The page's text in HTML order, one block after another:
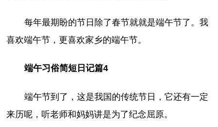
每年最期盼的节日除了春节就就是端午节了。我
喜欢端午节，更喜欢家乡的端午节。
端午习俗简短日记篇4
端午节到了，这是我国的传统节日，它还有一定
来历呢，听老师和妈妈讲是为了纪念屈原。